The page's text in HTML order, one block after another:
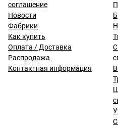
соглашение
Новости
Фабрики
Как купить
Оплата / Доставка
Распродажа
Контактная информация